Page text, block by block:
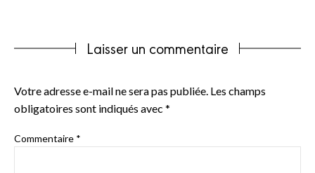
Laisser un commentaire
Votre adresse e-mail ne sera pas publiée. Les champs
obligatoires sont indiqués avec *
Commentaire *